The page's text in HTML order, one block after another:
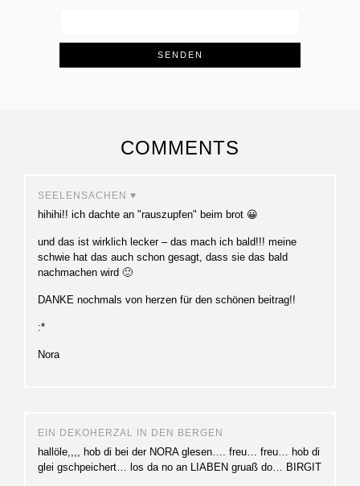
COMMENTS
SEELENSACHEN ♥
hihihi!! ich dachte an "rauszupfen" beim brot 😀
und das ist wirklich lecker – das mach ich bald!!! meine
schwie hat das auch schon gesagt, dass sie das bald
nachmachen wird 🙂
DANKE nochmals von herzen für den schönen beitrag!!
:*
Nora
EIN DEKOHERZAL IN DEN BERGEN
hallöle,,,, hob di bei der NORA glesen…. freu… freu… hob di
glei gschpeichert… los da no an LIABEN gruaß do… BIRGIT